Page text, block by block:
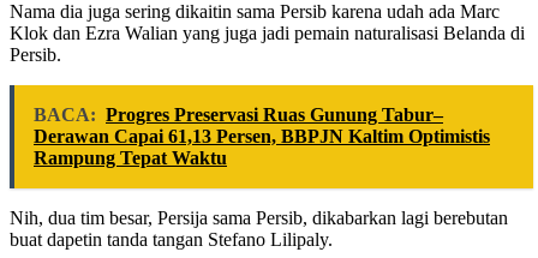
Nama dia juga sering dikaitin sama Persib karena udah ada Marc
Klok dan Ezra Walian yang juga jadi pemain naturalisasi Belanda di
Persib.
BACA: Progres Preservasi Ruas Gunung Tabur–
Derawan Capai 61,13 Persen, BBPJN Kaltim Optimistis
Rampung Tepat Waktu
Nih, dua tim besar, Persija sama Persib, dikabarkan lagi berebutan
buat dapetin tanda tangan Stefano Lilipaly.